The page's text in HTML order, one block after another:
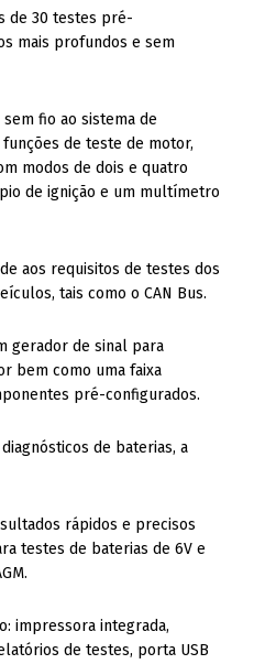
de 30 testes pré-
mais profundos e sem
sem fio ao sistema de
de teste de motor,
modos de dois e quatro
de ignição e um multímetro
aos requisitos de testes dos
tais como o CAN Bus.
gerador de sinal para
bem como uma faixa
pré-configurados.
de baterias, a
rápidos e precisos
testes de baterias de 6V e
impressora integrada,
de testes, porta USB